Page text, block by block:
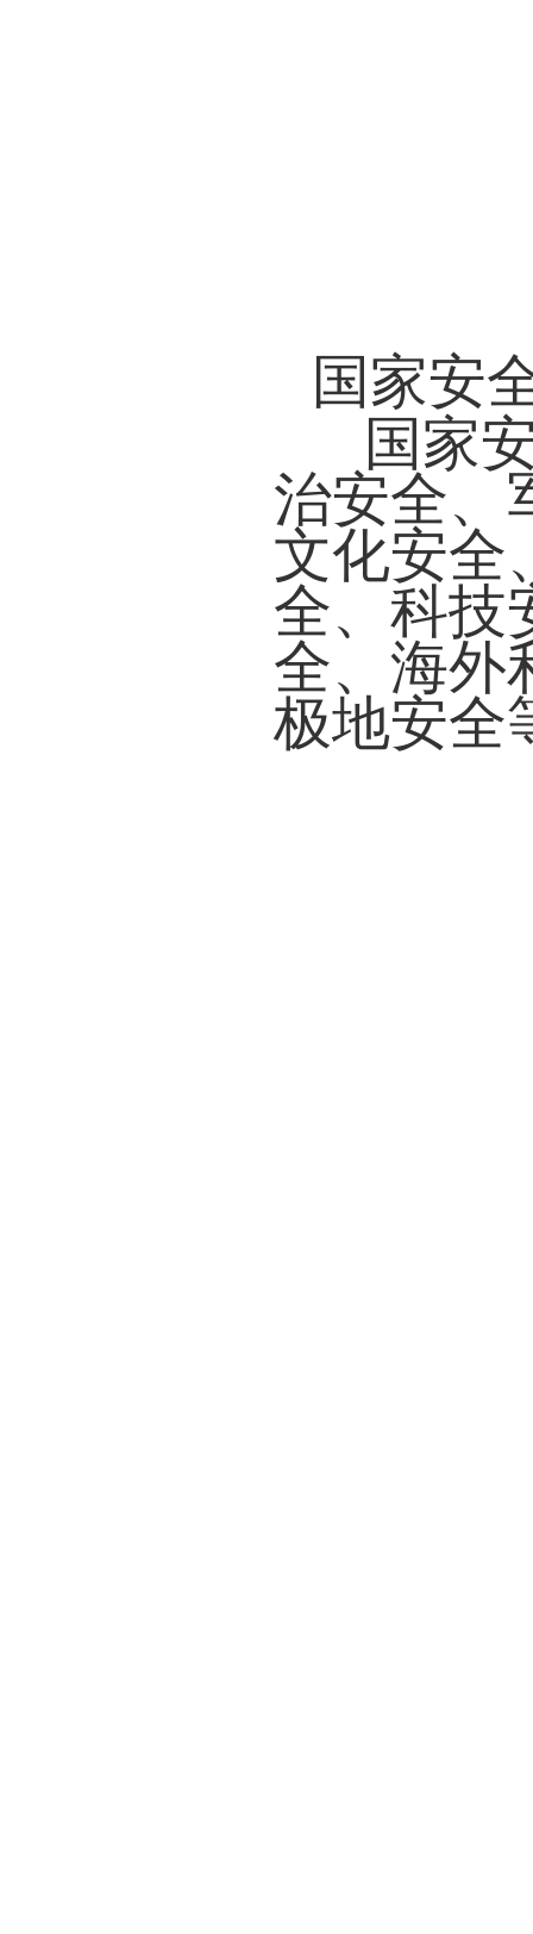
国家安
国家
治安全、
文化安全
全、科技
全、海外
极地安全